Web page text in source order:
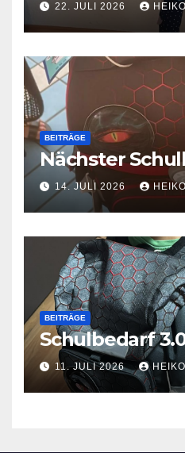
22. JULI 2026
BEITRÄGE
Nächster
14. JULI 2026
BEITRÄGE
Schulbedarf
11. JULI 2026